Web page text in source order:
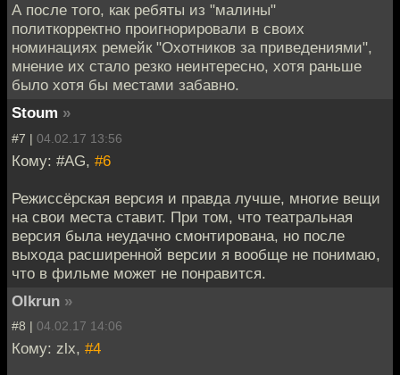
А после того, как ребяты из "малины"
политкорректно проигнорировали в своих
номинациях ремейк "Охотников за приведениями",
мнение их стало резко неинтересно, хотя раньше
было хотя бы местами забавно.
Stoum »
#7 | 04.02.17 13:56
Кому: #AG, #6
Режиссёрская версия и правда лучше, многие вещи
на свои места ставит. При том, что театральная
версия была неудачно смонтирована, но после
выхода расширенной версии я вообще не понимаю,
что в фильме может не понравится.
Olkrun »
#8 | 04.02.17 14:06
Кому: zlx, #4